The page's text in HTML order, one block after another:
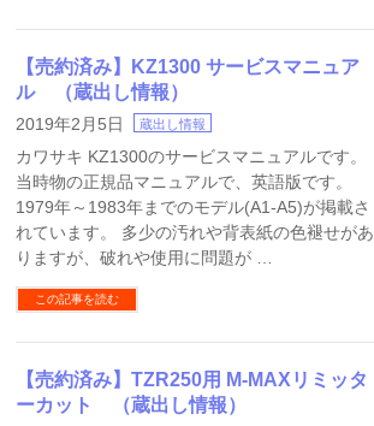
【売約済み】KZ1300 サービスマニュア
ル （蔵出し情報）
2019年2月5日 蔵出し情報
カワサキ KZ1300のサービスマニュアルです。
当時物の正規品マニュアルで、英語版です。
1979年～1983年までのモデル(A1-A5)が掲載さ
れています。 多少の汚れや背表紙の色褪せがあ
りますが、破れや使用に問題が …
この記事を読む
【売約済み】TZR250用 M-MAXリミッタ
ーカット （蔵出し情報）